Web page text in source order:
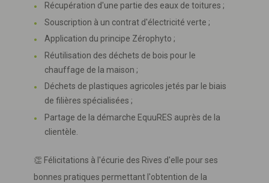
Récupération d'une partie des eaux de toitures ;
Souscription à un contrat d'électricité verte ;
Application du principe Zérophyto ;
Réutilisation des déchets de bois pour le
chauffage de la maison ;
Déchets de plastiques agricoles jetés par le biais
de filières spécialisées ;
Partage de la démarche EquuRES auprès de la
clientèle.
👏 Félicitations à l'écurie des Rives d'elle pour ses
bonnes pratiques permettant l'obtention de la